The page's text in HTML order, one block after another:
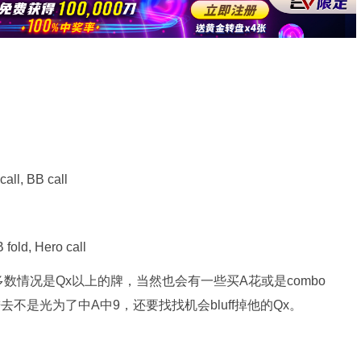
BB call
Hero call
情况是Qx以上的牌，当然也会有一些买A花或是combo
不是光为了中A中9，还要找找机会bluff掉他的Qx。